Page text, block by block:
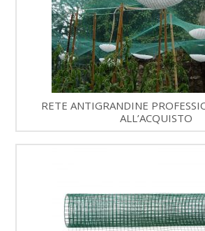
RETE ANTIGRANDINE
ALL’ACQUISTO